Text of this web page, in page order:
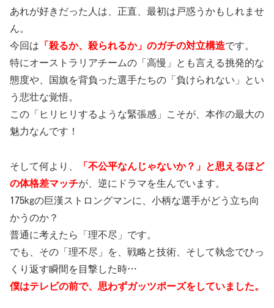
あれが好きだった人は、正直、最初は戸惑うかもしれませ
ん。
今回は 「殺るか、殺られるか」のガチの対立構造です。
特にオーストラリアチームの「高慢」とも言える挑発的な
態度や、国旗を背負った選手たちの「負けられない」とい
う悲壮な覚悟。
この「ヒリヒリするような緊張感」こそが、本作の最大の
魅力なんです！
そして何より、
「不公平なんじゃないか？」と思えるほど
の体格差マッチが、逆にドラマを生んでいます。
175kgの巨漢ストロングマンに、小柄な選手がどう立ち向
かうのか？
普通に考えたら「理不尽」です。
でも、その「理不尽」を、戦略と技術、そして執念でひっ
くり返す瞬間を目撃した時…
僕はテレビの前で、思わずガッツポーズをしていました。